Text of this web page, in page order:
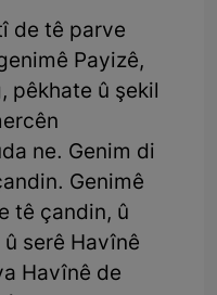
de tê parve
Payizê,
pêkhate û şekil
ne. Genim di
Genimê
tê çandin, û
serê Havînê
Havînê de